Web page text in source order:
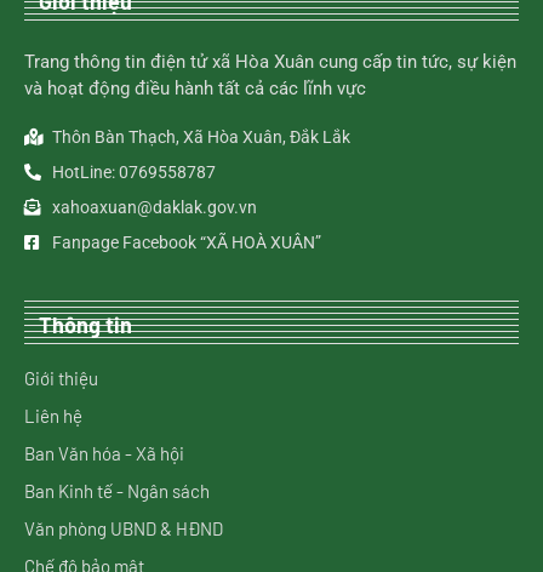
Trang thông tin điện tử xã Hòa Xuân cung cấp tin tức, sự kiện
và hoạt động điều hành tất cả các lĩnh vực
Thôn Bàn Thạch, Xã Hòa Xuân, Đắk Lắk
HotLine: 0769558787
xahoaxuan@daklak.gov.vn
Fanpage Facebook “XÃ HOÀ XUÂN”
Thông tin
Giới thiệu
Liên hệ
Ban Văn hóa - Xã hội
Ban Kinh tế - Ngân sách
Văn phòng UBND & HĐND
Chế độ bảo mật